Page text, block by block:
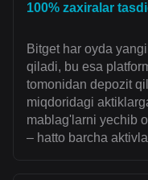
100% zaxiralar
Bitget har oyda
qiladi, bu esa
tomonidan depozit
miqdoridagi
mablag'larni yechib
– hatto barcha